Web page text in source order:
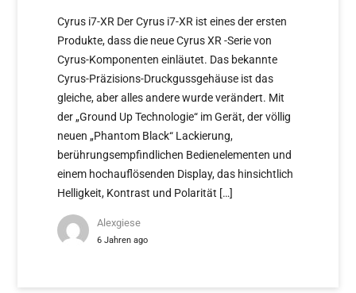
Cyrus i7-XR Der Cyrus i7-XR ist eines der ersten
Produkte, dass die neue Cyrus XR -Serie von
Cyrus-Komponenten einläutet. Das bekannte
Cyrus-Präzisions-Druckgussgehäuse ist das
gleiche, aber alles andere wurde verändert. Mit
der „Ground Up Technologie“ im Gerät, der völlig
neuen „Phantom Black“ Lackierung,
berührungsempfindlichen Bedienelementen und
einem hochauflösenden Display, das hinsichtlich
Helligkeit, Kontrast und Polarität […]
Alexgiese
6 Jahren ago